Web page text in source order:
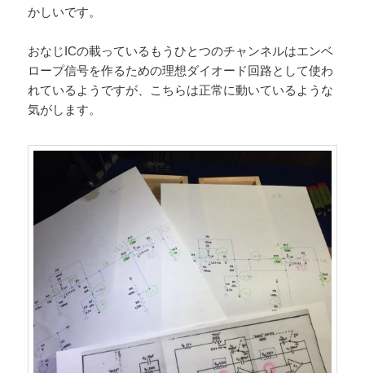
かしいです。
おなじICの載っているもうひとつのチャンネルはエンベ
ロープ信号を作るための理想ダイオード回路として使わ
れているようですが、こちらは正常に動いているような
気がします。